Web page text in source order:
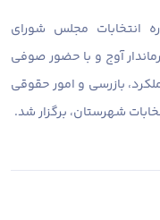
انتخابات مجلس شورای
آوج و با حضور صوفی
بازرسی و امور حقوقی
شهرستان، برگزار شد.